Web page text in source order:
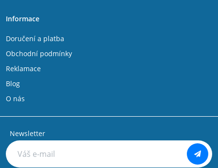
Informace
Doručení a platba
Obchodní podmínky
Reklamace
Blog
O nás
Newsletter